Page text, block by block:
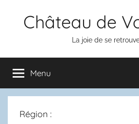
Château de
La joie de se
Menu
Région :